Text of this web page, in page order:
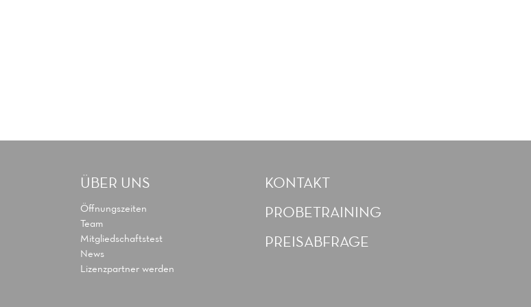
ÜBER UNS
Öffnungszeiten
Team
Mitgliedschaftstest
News
Lizenzpartner werden
KONTAKT
PROBETRAINING
PREISABFRAGE